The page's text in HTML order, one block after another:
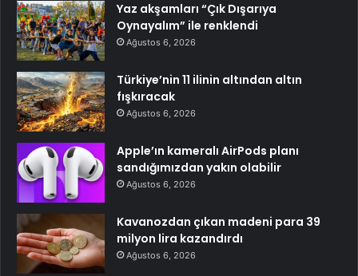
Yaz akşamları “Çık Dışarıya
Oynayalım” ile renklendi
Ağustos 6, 2026
Türkiye’nin 11 ilinin altından altın
fışkıracak
Ağustos 6, 2026
Apple’ın kameralı AirPods planı
sandığımızdan yakın olabilir
Ağustos 6, 2026
Kavanozdan çıkan madeni para 39
milyon lira kazandırdı
Ağustos 6, 2026